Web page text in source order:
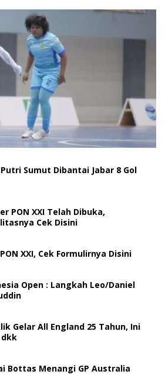
Sumut Dibantai Jabar 8 Gol
PON XXI Telah Dibuka,
Cek Disini
XXI, Cek Formulirnya Disini
Open : Langkah Leo/Daniel
Gelar All England 25 Tahun, Ini
dkk
Bottas Menangi GP Australia